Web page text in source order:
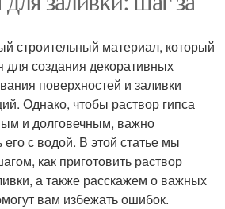
строительный материал, который
для создания декоративных
поверхностей и заливки
Однако, чтобы раствор гипса
и долговечным, важно
с водой. В этой статье мы
как приготовить раствор
а также расскажем о важных
вам избежать ошибок.